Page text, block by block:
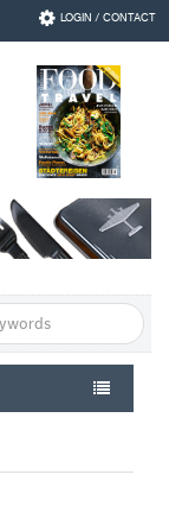
LOGIN / CONTACT